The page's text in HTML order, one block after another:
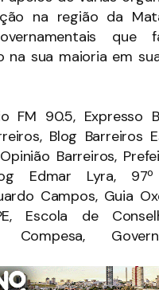
na região da
que
na sua maioria em
FM 90.5, Expresso
Blog Barreiros
Barreiros,
Edmar Lyra,
Campos, Guia
Escola de
Compesa,